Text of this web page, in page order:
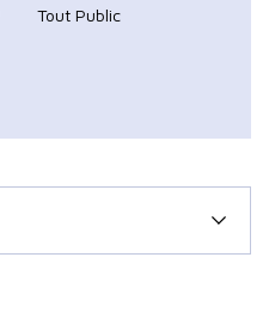
Tout Public